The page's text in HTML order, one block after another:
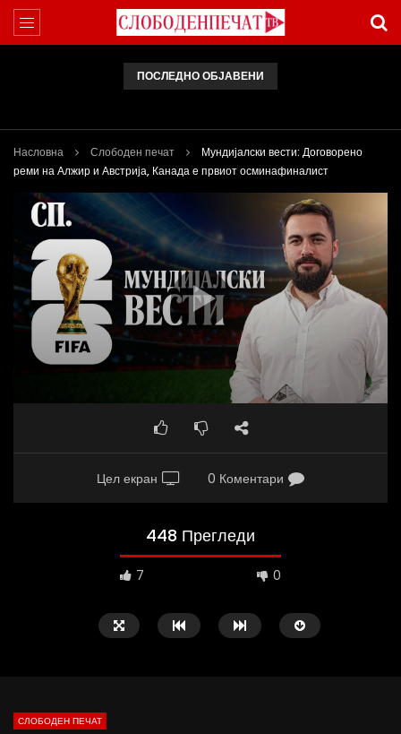
ПОСЛЕДНО ОБЈАВЕНИ
Насловна Слободен печат
Мундијалски вести: Договорено
реми на Алжир и Австрија, Канада е првиот осминафиналист
Цел екран 0 Коментари
448 Прегледи
7 0
СЛОБОДЕН ПЕЧАТ